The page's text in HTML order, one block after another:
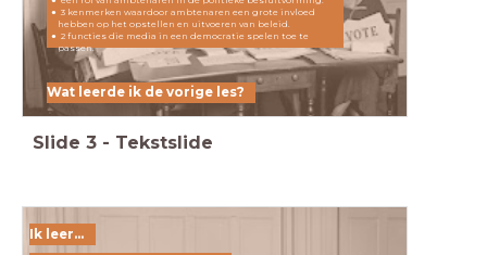
Wat leerde ik de vorige les?
3 kenmerken waardoor ambtenaren een grote invloed
hebben op het opstellen en uitvoeren van beleid.
2 functies die media in een democratie spelen toe te
passen.
Slide 3 - Tekstslide
Ik leer...